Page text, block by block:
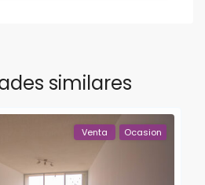
similares
Venta Ocasion